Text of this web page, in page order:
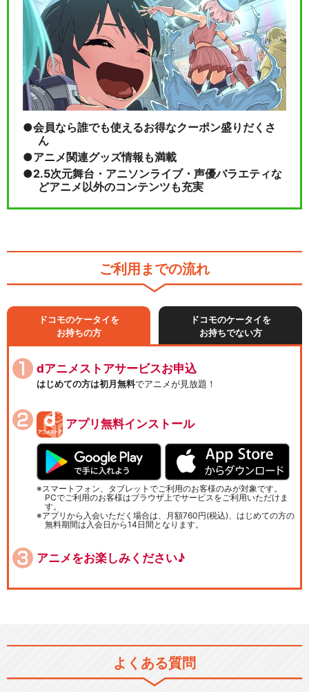
会員なら誰でも使えるお得なクーポン盛りだくさ
ん
アニメ関連グッズ情報も満載
2.5次元舞台・アニソンライブ・声優バラエティな
どアニメ以外のコンテンツも充実
ご利用までの流れ
ドコモのケータイを
お持ちの方
ドコモのケータイを
お持ちでない方
dアニメストアサービスお申込
はじめての方は初月無料でアニメが見放題！
アプリ無料インストール
スマートフォン、タブレットでご利用のお客様のみが対象です。
PCでご利用のお客様はブラウザ上でサービスをご利用いただけま
す。
アプリから入会いただく場合は、月額760円(税込)、はじめての方の
無料期間は入会日から14日間となります。
アニメをお楽しみください♪
よくある質問